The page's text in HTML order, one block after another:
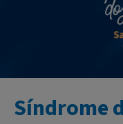
Síndrome